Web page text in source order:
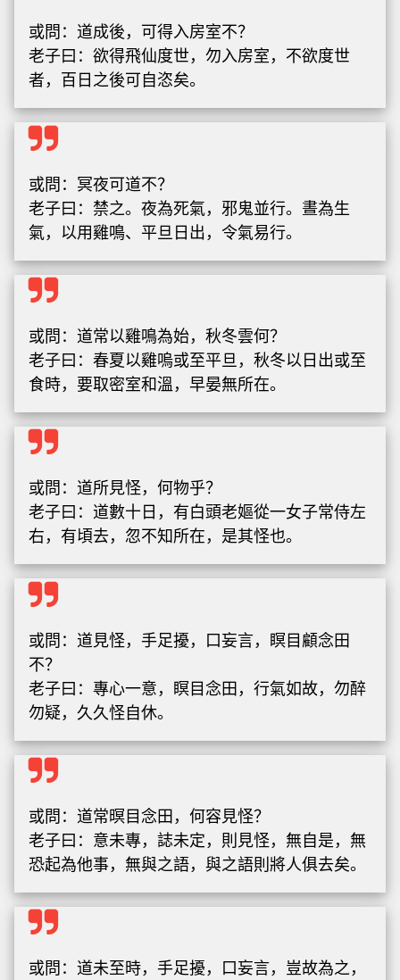
或問：道成後，可得入房室不？
老子曰：欲得飛仙度世，勿入房室，不欲度世
者，百日之後可自恣矣。
或問：冥夜可道不？
老子曰：禁之。夜為死氣，邪鬼並行。晝為生
氣，以用雞鳴、平旦日出，令氣易行。
或問：道常以雞鳴為始，秋冬雲何？
老子曰：春夏以雞嗚或至平旦，秋冬以日出或至
食時，要取密室和溫，早晏無所在。
或問：道所見怪，何物乎？
老子曰：道數十日，有白頭老嫗從一女子常侍左
右，有頃去，忽不知所在，是其怪也。
或問：道見怪，手足擾，口妄言，瞑目顧念田
不？
老子曰：專心一意，瞑目念田，行氣如故，勿醉
勿疑，久久怪自休。
或問：道常暝目念田，何容見怪？
老子曰：意未專，誌未定，則見怪，無自是，無
恐起為他事，無與之語，與之語則將人俱去矣。
或問：道未至時，手足擾，口妄言，豈故為之，